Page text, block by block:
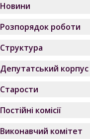
Новини
Розпорядок роботи
Структура
Депутатський корпус
Старости
Постійні комісії
Виконавчий комітет